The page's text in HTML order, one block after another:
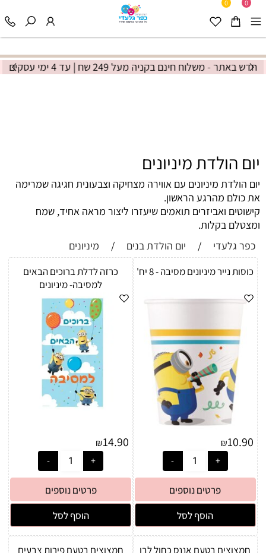
חדש באתר - משלוח חינם בקניה מעל 249 שח | עד 4 ימי עסקים*
0
0
יום הולדת מיניונים
יום הולדת מיניונים עם אווירה מצחיקה וצבעונית חגיגה שמרימה
את כולם מהרגע הראשון.
קישוטים ואביזרים תואמים שיעזרו ליצור מראה אחיד, שמח
ומצטלם בקלות.
כפר גלעדי
/ יום הולדת בנים / מיניונים
כוסות נייר מיניונים מסיבה - 8 יח'
₪10.90
פרטים נוספים
הוסף לסל
כרזה לדלת ברוכים הבאים
למסיבה- מיניונים
₪14.90
פרטים נוספים
הוסף לסל
חמצוצים בטעם אננס כחול לבן
חמצוצים בטעם פירות צבעים